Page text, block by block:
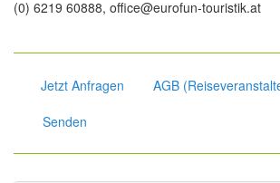
(0) 6219 60888, office@eurofun-touristik.at
Jetzt Anfragen
AGB
Senden